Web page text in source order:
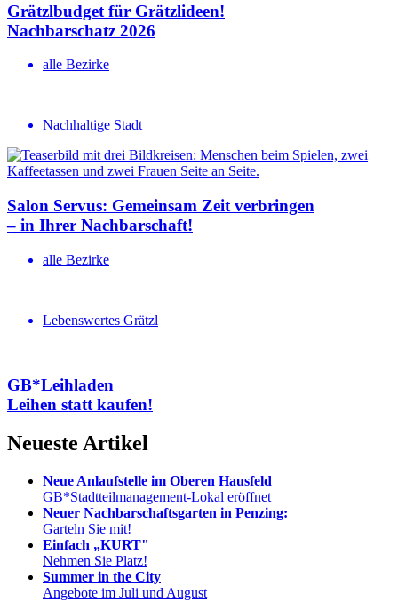
Grätzlbudget für Grätzlideen!
Nachbar­schatz 2026
alle Bezirke
Nachhaltige Stadt
Salon Servus: Gemeinsam Zeit verbringen
– in Ihrer Nachbar­schaft!
alle Bezirke
Lebenswertes Grätzl
GB*Leihladen
Leihen statt kaufen!
Neueste Artikel
Neue Anlaufstelle im Oberen Hausfeld
GB*Stadtteilmanagement-Lokal eröffnet
Neuer Nachbarschaftsgarten in Penzing:
Garteln Sie mit!
Einfach „KURT"
Nehmen Sie Platz!
Summer in the City
Angebote im Juli und August